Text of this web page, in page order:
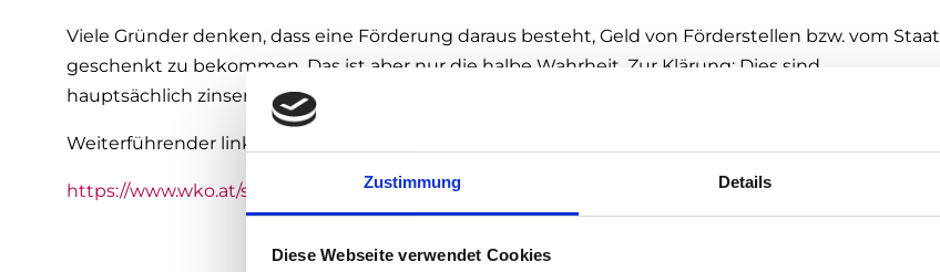
Zustimmung Details
Diese Webseite verwendet Cookies
Viele Gründer denken, dass eine Förderung daraus besteht, Geld von Förderstellen bzw. vom Staat
geschenkt zu bekommen. Das ist aber nur die halbe Wahrheit. Zur Klärung: Dies sind
hauptsächlich zinsengünstige Darlehen bzw. Haftungsübernahmen.
Weiterführender link:
https://www.wko.at/site/follow-me/Unternehmenswert-Rechner.html